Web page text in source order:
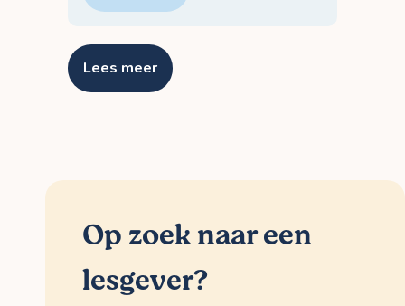
Lees meer
Op zoek naar een
lesgever?